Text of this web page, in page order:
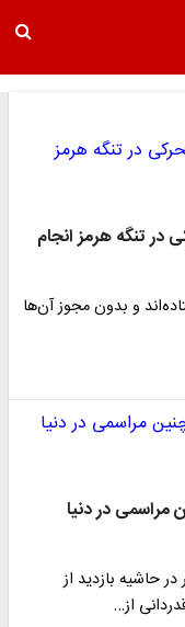
در تنگه هرمز انجام
و بدون مجوز آن‌ها
مراسمی در دنیا
حبیب‌الله سیاری روز پنجشنبه ۱۸ تیر در حاشیه بازدید از
از…